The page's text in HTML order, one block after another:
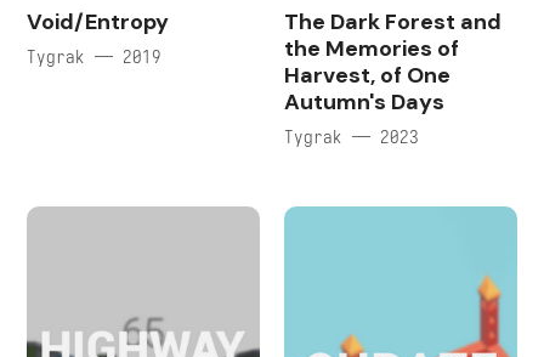
Void/Entropy
Tygrak — 2019
The Dark Forest and
the Memories of
Harvest, of One
Autumn's Days
Tygrak — 2023